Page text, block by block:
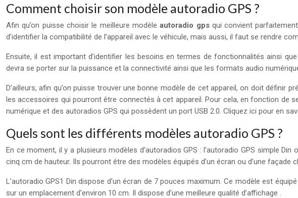
Comment choisir son modèle autoradio GPS ?
Afin qu’on puisse choisir le meilleure modèleautoradio gpsqui convient
d’identifier la compatibilité de l’appareil avec le véhicule, mais aussi, il faut se rendre
Ensuite, il est important d’identifier les besoins en termes de fonctionnalités ainsi
devra se porter sur la puissance et la connectivité ainsi que les formats audio
D’ailleurs, afin qu’on puisse trouver une bonne modèle de cet appareil, on doit
les accessoires qui pourront être connectés à cet appareil. Pour cela, en fonction de
numérique et des autoradios GPS qui possèdent un port USB 2.0. Cliquez ici pour en
Quels sont les différents modèles autoradio GPS ?
En ce moment, il y a plusieurs modèles d’autoradios GPS : l’autoradio GPS simple
cinq cm de hauteur. Ils pourront être des modèles équipés d’un écran ou d’une façade
L’autoradio GPS1 Din dispose d’un écran de 7 pouces maximum. Ce modèle est
sur un emplacement d’environ 10 cm. Il dispose d’une meilleure qualité d’affichage .